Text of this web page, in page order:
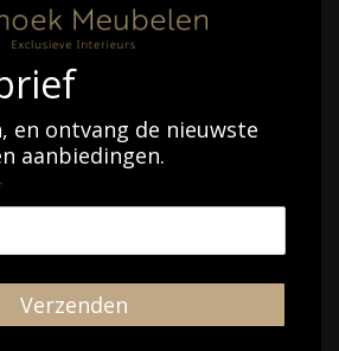
en ontvang de nieuwste
aanbiedingen.
Verzenden